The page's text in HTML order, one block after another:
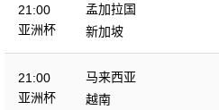
21:00
亚洲杯
孟加拉国
新加坡
21:00
亚洲杯
马来西亚
越南